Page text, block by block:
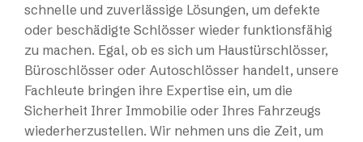
schnelle und zuverlässige Lösungen, um defekte
oder beschädigte Schlösser wieder funktionsfähig
zu machen. Egal, ob es sich um Haustürschlösser,
Büroschlösser oder Autoschlösser handelt, unsere
Fachleute bringen ihre Expertise ein, um die
Sicherheit Ihrer Immobilie oder Ihres Fahrzeugs
wiederherzustellen. Wir nehmen uns die Zeit, um